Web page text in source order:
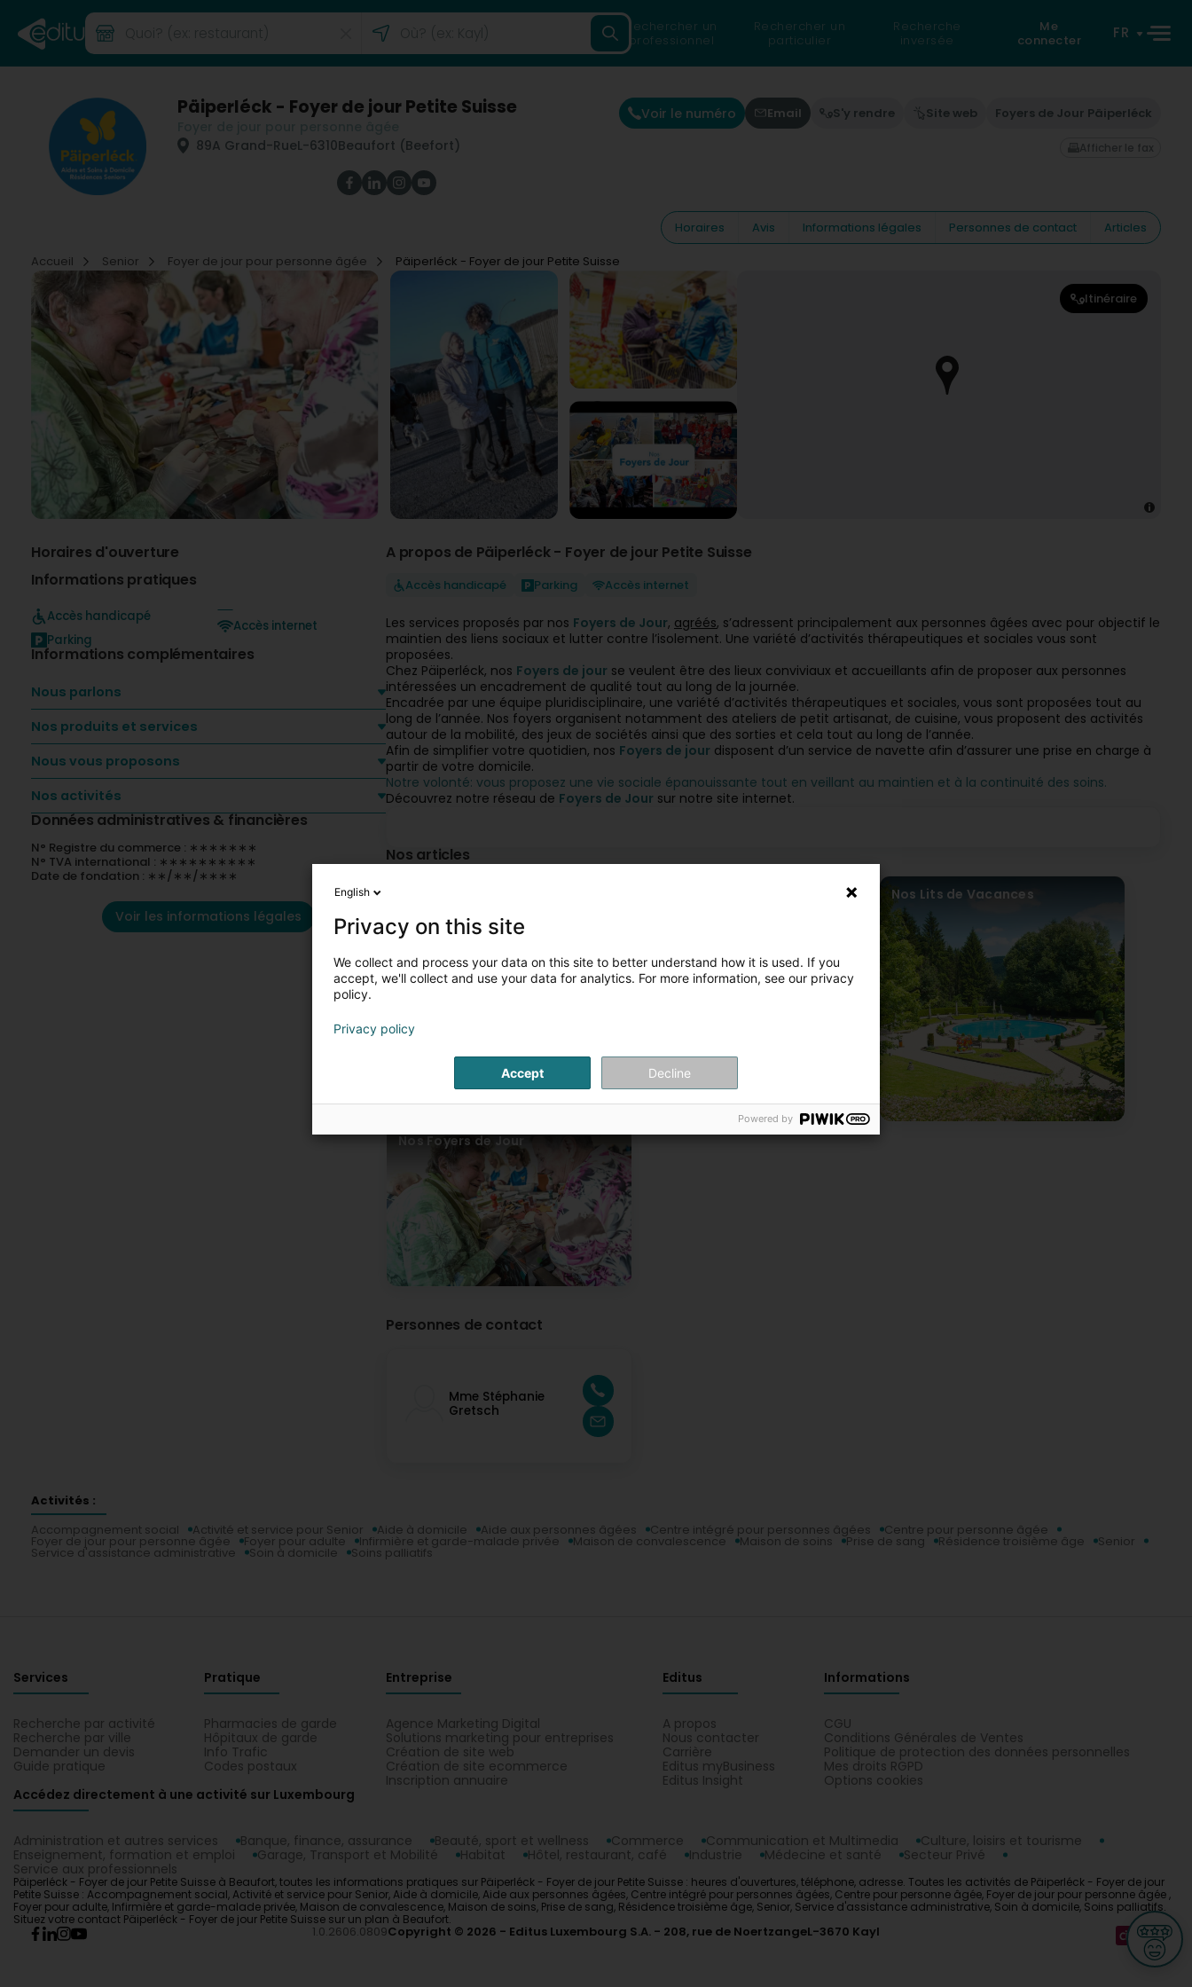
Rechercher un
professionnel
Rechercher un
particulier
Recherche
inversée
Me
connecter
FR
Päiperléck - Foyer de jour Petite Suisse
89A Grand-RueL-6310Beaufort (Beefort)
Voir le numéro Email S'y rendre Site web Foyers de Jour Päiperléck
Afficher le fax
Horaires Avis Informations légales Personnes de contact
Articles
Accueil
Senior Foyer de jour pour personne âgée Päiperléck - Foyer de jour Petite Suisse
Itinéraire
Horaires d'ouverture
Informations pratiques
Accès handicapé
Parking
Accès internet
Informations complémentaires
Nous parlons
Nos produits et services
Nous vous proposons
Nos activités
Données administratives & financières
N° Registre du commerce : ∗∗∗∗∗∗∗
N° TVA international : ∗∗∗∗∗∗∗∗∗∗
Date de fondation : ∗∗/∗∗/∗∗∗∗
Voir les informations légales
A propos de Päiperléck - Foyer de jour Petite Suisse
Accès handicapé Parking Accès internet
Les services proposés par nos Foyers de Jour, agréés, s’adressent principalement aux personnes âgées avec pour objectif le
maintien des liens sociaux et lutter contre l’isolement. Une variété d’activités thérapeutiques et sociales vous sont
proposées.
Chez Päiperléck, nos Foyers de jour se veulent être des lieux conviviaux et accueillants afin de proposer aux personnes
intéressées un encadrement de qualité tout au long de la journée.
Encadrée par une équipe pluridisciplinaire, une variété d’activités thérapeutiques et sociales, vous sont proposées tout au
long de l’année. Nos foyers organisent notamment des ateliers de petit artisanat, de cuisine, vous proposent des activités
autour de la mobilité, des jeux de sociétés ainsi que des sorties et cela tout au long de l’année.
Afin de simplifier votre quotidien, nos Foyers de jour disposent d’un service de navette afin d’assurer une prise en charge à
partir de votre domicile.
Notre volonté: vous proposez une vie sociale épanouissante tout en veillant au maintien et à la continuité des soins.
Découvrez notre réseau de Foyers de Jour sur notre site internet.
Nos articles
Nos Lits de Vacances
Nos Foyers de Jour
Personnes de contact
Mme Stéphanie
Gretsch
Activités :
Accompagnement social
Activité et service pour Senior Aide à domicile Aide aux personnes âgées Centre intégré pour personnes âgées Centre pour personne âgée
Foyer de jour pour personne âgée Foyer pour adulte Infirmière et garde-malade privée Maison de convalescence Maison de soins Prise de sang Résidence troisième âge Senior
Service d'assistance administrative Soin à domicile Soins palliatifs
Services
Recherche par activité
Recherche par ville
Demander un devis
Guide pratique
Pratique
Pharmacies de garde
Hôpitaux de garde
Info Trafic
Codes postaux
Entreprise
Agence Marketing Digital
Solutions marketing pour entreprises
Création de site web
Création de site ecommerce
Inscription annuaire
Editus
A propos
Nous contacter
Carrière
Editus myBusiness
Editus Insight
Informations
CGU
Conditions Générales de Ventes
Politique de protection des données personnelles
Mes droits RGPD
Options cookies
Accédez directement à une activité sur Luxembourg
Administration et autres services Banque, finance, assurance Beauté, sport et wellness Commerce Communication et Multimedia
Culture, loisirs et tourisme
Enseignement, formation et emploi
Garage, Transport et Mobilité Habitat Hôtel, restaurant, café Industrie Médecine et santé
Secteur Privé
Service aux professionnels
Päiperléck - Foyer de jour Petite Suisse à Beaufort, toutes les informations pratiques sur Päiperléck - Foyer de jour Petite Suisse : heures d'ouvertures, téléphone, adresse. Toutes les activités de Päiperléck - Foyer de jour
Petite Suisse : Accompagnement social, Activité et service pour Senior, Aide à domicile, Aide aux personnes âgées, Centre intégré pour personnes âgées, Centre pour personne âgée, Foyer de jour pour personne âgée ,
Foyer pour adulte, Infirmière et garde-malade privée, Maison de convalescence, Maison de soins, Prise de sang, Résidence troisième âge, Senior, Service d'assistance administrative, Soin à domicile, Soins palliatifs.
Situez votre contact Päiperléck - Foyer de jour Petite Suisse sur un plan à Beaufort.
1.0.2606.0809Copyright © 2026 Editus Luxembourg S.A. 208, rue de NoertzangeL-3670 Kayl
English
Privacy on this site
We collect and process your data on this site to better understand how it is used. If you
accept, we'll collect and use your data for analytics. For more information, see our privacy
policy.
Privacy policy
Accept Decline
Powered by